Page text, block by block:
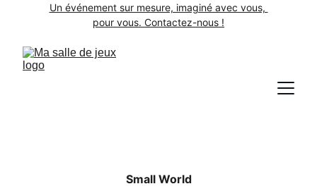
Un événement sur mesure, imaginé avec vous,
pour vous. Contactez-nous !
Small World